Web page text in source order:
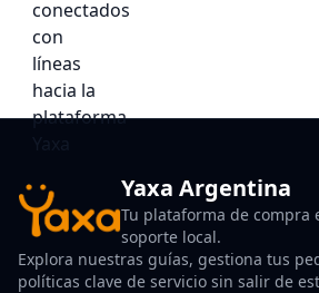
Yaxa Argentina
Tu plataforma de compra
soporte local.
Explora nuestras guías, gestiona tus
políticas clave de servicio sin salir de